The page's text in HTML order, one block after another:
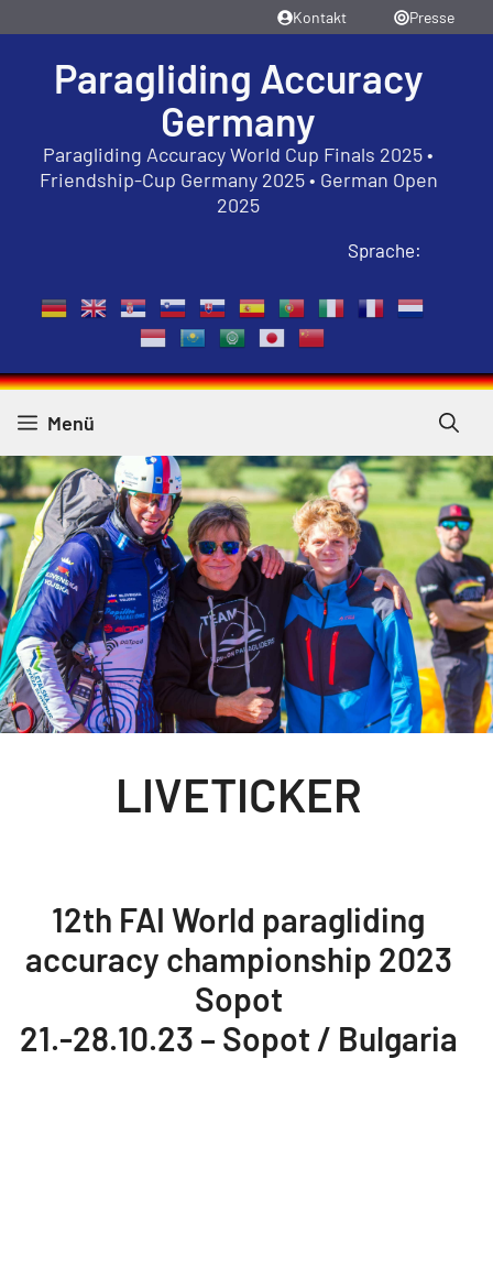
Inhalt
springen
Kontakt Presse
Paragliding Accuracy
Germany
Paragliding Accuracy World Cup Finals 2025 •
Friendship-Cup Germany 2025 • German Open
2025
Sprache:
Menü
LIVETICKER
12th FAI World paragliding
accuracy championship 2023
Sopot
21.-28.10.23 – Sopot / Bulgaria